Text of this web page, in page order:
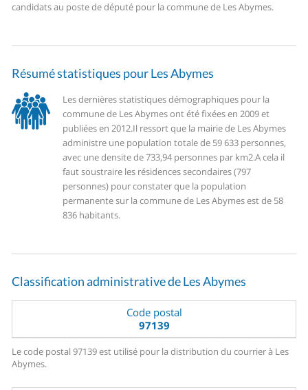
candidats au poste de député pour la commune de Les Abymes.
Résumé statistiques pour Les Abymes
Les dernières statistiques démographiques pour la
commune de Les Abymes ont été fixées en 2009 et
publiées en 2012.Il ressort que la mairie de Les Abymes
administre une population totale de 59 633 personnes,
avec une densite de 733,94 personnes par km2.A cela il
faut soustraire les résidences secondaires (797
personnes) pour constater que la population
permanente sur la commune de Les Abymes est de 58
836 habitants.
Classification administrative de Les Abymes
Code postal
97139
Le code postal 97139 est utilisé pour la distribution du courrier à Les
Abymes.